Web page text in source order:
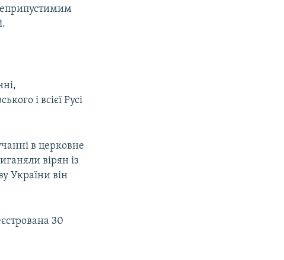
і всієї Русі
в церковне
вірян із
України він
30